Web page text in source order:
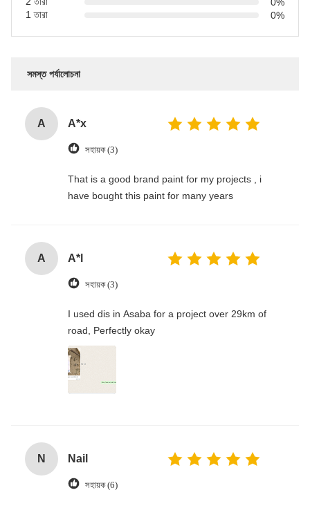
1 তারা
0%
সমস্ত পর্যালোচনা
A A*x
সহায়ক (3)
That is a good brand paint for my projects , i
have bought this paint for many years
A A*l
সহায়ক (3)
I used dis in Asaba for a project over 29km of
road, Perfectly okay
N Nail
সহায়ক (6)